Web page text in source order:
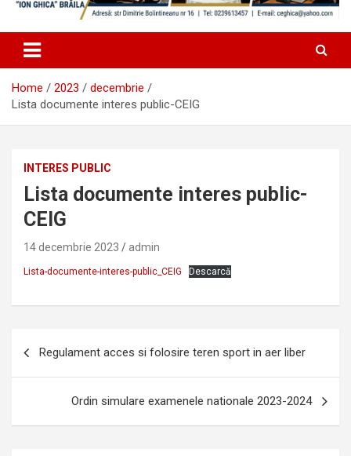
Home 2023
decembrie
Lista documente interes public-CEIG
INTERES PUBLIC
Lista documente interes public-
CEIG
14 decembrie 2023 admin
Lista-documente-interes-public_CEIG Descarcă
articole
Regulament acces si folosire teren sport in aer liber
Ordin simulare examenele nationale 2023-2024